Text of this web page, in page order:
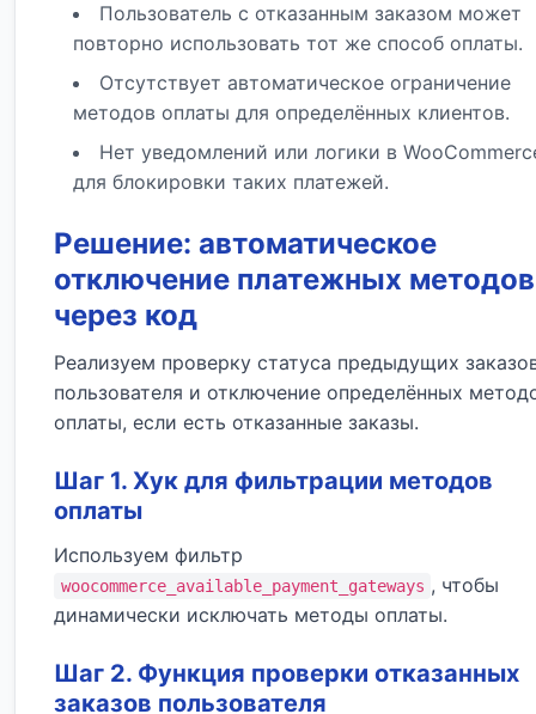
Пользователь с отказанным заказом может
повторно использовать тот же способ оплаты.
Отсутствует автоматическое ограничение
методов оплаты для определённых клиентов.
Нет уведомлений или логики в
для блокировки таких платежей.
Решение: автоматическое
отключение платежных методов
через код
Реализуем проверку статуса предыдущих
пользователя и отключение определённых
оплаты, если есть отказанные заказы.
Шаг 1. Хук для фильтрации методов
оплаты
Используем фильтр
woocommerce_available_payment_gateways , чтобы
динамически исключать методы оплаты.
Шаг 2. Функция проверки отказанных
заказов пользователя